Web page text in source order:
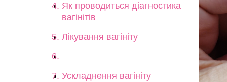
Як проводиться діагностика
вагінітів
Лікування вагініту
Ускладнення вагініту